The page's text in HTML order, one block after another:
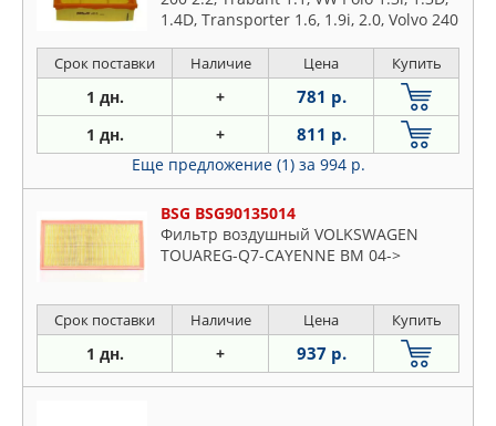
1.4D, Transporter 1.6, 1.9i, 2.0, Volvo 240
Срок поставки Наличие Цена Купить
1 дн. + 781 р.
1 дн. + 811 р.
Еще предложение (1) за 994 р.
BSG BSG90135014
Фильтр воздушный VOLKSWAGEN
TOUAREG-Q7-CAYENNE BM 04->
Срок поставки Наличие Цена Купить
1 дн. + 937 р.